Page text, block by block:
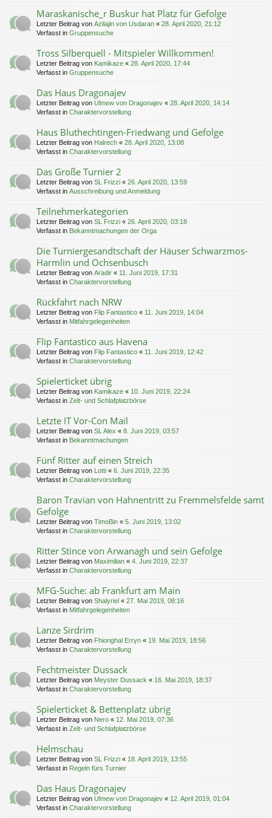
Maraskanische_r Buskur hat Platz für Gefolge
Letzter Beitrag von Azilajin von Usdaran « 28. April 2020, 21:12
Verfasst in Gruppensuche
Tross Silberquell - Mitspieler Willkommen!
Letzter Beitrag von Kamikaze « 28. April 2020, 17:44
Verfasst in Gruppensuche
Das Haus Dragonajev
Letzter Beitrag von Ulmew von Dragonajev « 28. April 2020, 14:14
Verfasst in Charaktervorstellung
Haus Bluthechtingen-Friedwang und Gefolge
Letzter Beitrag von Halrech « 28. April 2020, 13:08
Verfasst in Charaktervorstellung
Das Große Turnier 2
Letzter Beitrag von SL Frizzi « 26. April 2020, 13:59
Verfasst in Ausschreibung und Anmeldung
Teilnehmerkategorien
Letzter Beitrag von SL Frizzi « 26. April 2020, 03:18
Verfasst in Bekanntmachungen der Orga
Die Turniergesandtschaft der Häuser Schwarzmos-
Harmlin und Ochsenbusch
Letzter Beitrag von Aradir « 11. Juni 2019, 17:31
Verfasst in Charaktervorstellung
Rückfahrt nach NRW
Letzter Beitrag von Flip Fantastico « 11. Juni 2019, 14:04
Verfasst in Mitfahrgelegenheiten
Flip Fantastico aus Havena
Letzter Beitrag von Flip Fantastico « 11. Juni 2019, 12:42
Verfasst in Charaktervorstellung
Spielerticket übrig
Letzter Beitrag von Kamikaze « 10. Juni 2019, 22:24
Verfasst in Zelt- und Schlafplatzbörse
Letzte IT Vor-Con Mail
Letzter Beitrag von SL Alex « 8. Juni 2019, 03:57
Verfasst in Bekanntmachungen
Fünf Ritter auf einen Streich
Letzter Beitrag von Lotti « 6. Juni 2019, 22:35
Verfasst in Charaktervorstellung
Baron Travian von Hahnentritt zu Fremmelsfelde samt
Gefolge
Letzter Beitrag von TimoBin « 5. Juni 2019, 13:02
Verfasst in Charaktervorstellung
Ritter Stince von Arwanagh und sein Gefolge
Letzter Beitrag von Maximilian « 4. Juni 2019, 22:37
Verfasst in Charaktervorstellung
MFG-Suche: ab Frankfurt am Main
Letzter Beitrag von Shalyriel « 27. Mai 2019, 08:16
Verfasst in Mitfahrgelegenheiten
Lanze Sirdrim
Letzter Beitrag von Fhionghal Erryn « 19. Mai 2019, 18:56
Verfasst in Charaktervorstellung
Fechtmeister Dussack
Letzter Beitrag von Meyster Dussack « 16. Mai 2019, 18:37
Verfasst in Charaktervorstellung
Spielerticket & Bettenplatz übrig
Letzter Beitrag von Nero « 12. Mai 2019, 07:36
Verfasst in Zelt- und Schlafplatzbörse
Helmschau
Letzter Beitrag von SL Frizzi « 18. April 2019, 13:55
Verfasst in Regeln fürs Turnier
Das Haus Dragonajev
Letzter Beitrag von Ulmew von Dragonajev « 12. April 2019, 01:04
Verfasst in Charaktervorstellung